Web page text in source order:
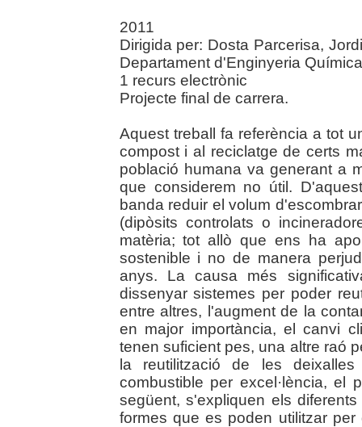
2011
Dirigida per: Dosta Parcerisa,
Departament d'Enginyeria
1 recurs electrònic
Projecte final de carrera.
Aquest treball fa referència a tot
compost i al reciclatge de certs
població humana va generant a
que considerem no útil.
banda reduir el volum
(dipòsits controlats o
matèria; tot allò que ens ha
sostenible i no de manera
anys. La causa més
dissenyar sistemes per poder
entre altres, l'augment de la
en major importància, el canvi
tenen suficient pes, una altre raó
la reutilització de les
combustible per excel·lència, el
següent, s'expliquen els
formes que es poden utilitzar